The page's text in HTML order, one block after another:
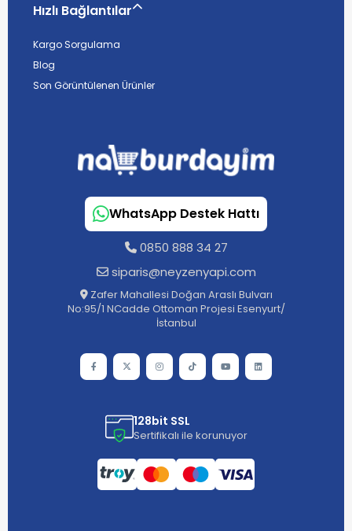
Hızlı Bağlantılar
Kargo Sorgulama
Blog
Son Görüntülenen Ürünler
WhatsApp Destek Hattı
0850 888 34 27
siparis@neyzenyapi.com
Zafer Mahallesi Doğan Araslı Bulvarı
No:95/1 NCadde Ottoman Projesi Esenyurt/
İstanbul
128bit SSL
Sertifikalı ile korunuyor